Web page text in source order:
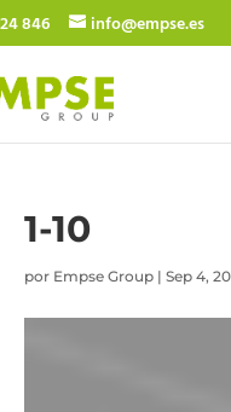
846 info@empse.es
1-10
por Empse Group |Sep 4,